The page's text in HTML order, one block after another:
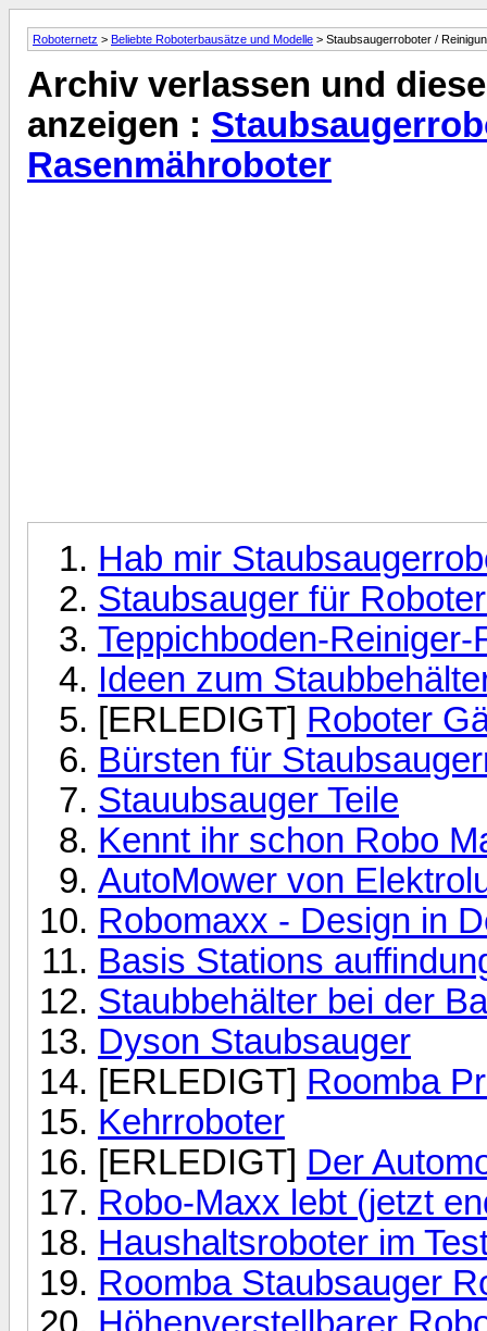
Roboternetz > Beliebte Roboterbausätze und Modelle > Staubsaugerroboter /
Archiv verlassen und
anzeigen :
Rasenmähroboter
Hab mir
Staubsauger für
Teppichboden-Reiniger-
Ideen zum
[ERLEDIGT] Roboter
Bürsten für
Stauubsauger Teile
Kennt ihr schon Robo
AutoMower von
Robomaxx - Design in
Basis Stations
Staubbehälter bei der
Dyson Staubsauger
[ERLEDIGT] Roomba
Kehrroboter
[ERLEDIGT] Der
Robo-Maxx lebt (jetzt
Haushaltsroboter im
Roomba Staubsauger
Höhenverstellbarer